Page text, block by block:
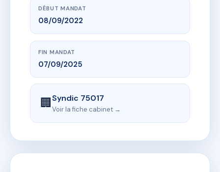
DÉBUT MANDAT
08/09/2022
FIN MANDAT
07/09/2025
🏢Syndic 75017
Voir la fiche cabinet →